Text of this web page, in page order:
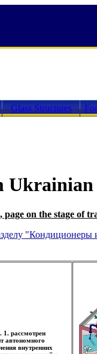
Glass Structures
page on the stage of
"Кондиционеры
1. рассмотрен
автономного
внутренних